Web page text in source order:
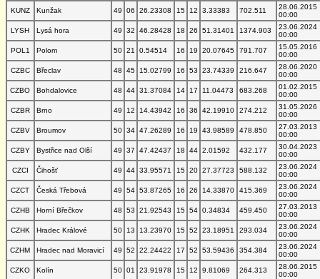
KUNZ
Kunžak 49 06 26.23308 15 12 3.33383 702.511
28.06.2015
00:00
LYSH
Lysá hora 49 32 46.28428 18 26 51.31401 1374.903
23.06.2024
00:00
POL1
Polom 50 21 0.54514 16 19 20.07645 791.707
15.05.2016
00:00
CZBC
Břeclav 48 45 15.02799 16 53 23.74339 216.647
28.06.2020
00:00
CZBO
Bohdalovice 48 44 31.37084 14 17 11.04473 683.268
01.02.2015
00:00
CZBR
Brno 49 12 14.43942 16 36 42.19910 274.212
31.05.2026
00:00
CZBV
Broumov 50 34 47.26289 16 19 43.98589 478.850
27.03.2013
00:00
CZBY
Bystřice nad Olší 49 37 47.42437 18 44 2.01592 432.177
30.04.2023
00:00
CZCI
Čihošť 49 44 33.95571 15 20 27.37723 588.132
23.06.2024
00:00
CZCT
Česká Třebová 49 54 53.87265 16 26 14.33870 415.369
23.06.2024
00:00
CZHB
Horní Břečkov 48 53 21.92543 15 54 0.34834 459.450
27.03.2013
00:00
CZHK
Hradec Králové 50 13 13.23970 15 52 23.18951 293.034
23.06.2024
00:00
CZHM
Hradec nad Moravicí 49 52 22.24422 17 52 53.59436 354.384
23.06.2024
00:00
CZKO
Kolín 50 01 23.91978 15 12 9.81069 264.313
28.06.2015
00:00